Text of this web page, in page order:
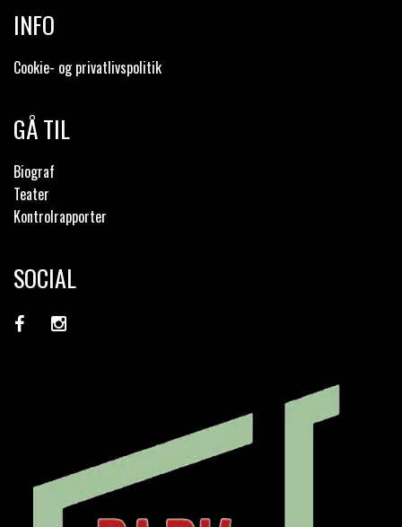
INFO
Cookie- og privatlivspolitik
GÅ TIL
Biograf
Teater
Kontrolrapporter
SOCIAL